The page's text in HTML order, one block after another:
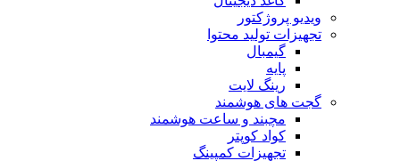
ویدیو پروژکتور
تجهیزات تولید محتوا
گیمبال
پایه
رینگ لایت
گجت های هوشمند
مچبند و ساعت هوشمند
کواد کوپتر
تجهیزات کمپینگ